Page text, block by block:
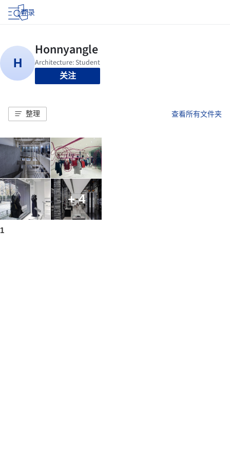
登录
关注
整理 查看所有文件夹
+ 4
1